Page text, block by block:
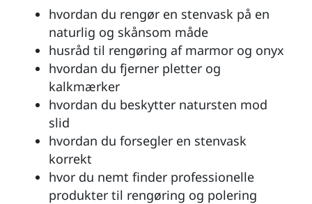
hvordan du rengør en stenvask på en
naturlig og skånsom måde
husråd til rengøring af marmor og onyx
hvordan du fjerner pletter og
kalkmærker
hvordan du beskytter natursten mod
slid
hvordan du forsegler en stenvask
korrekt
hvor du nemt finder professionelle
produkter til rengøring og polering